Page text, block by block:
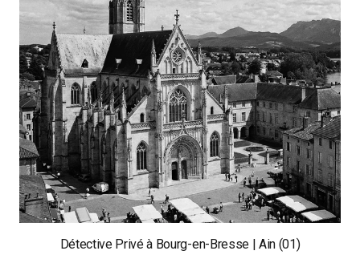
Détective Privé à Bourg-en-Bresse | Ain (01)